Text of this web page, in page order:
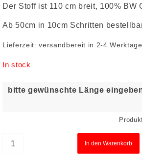
Der Stoff ist 110 cm breit, 100% BW
Ab 50cm in 10cm Schritten
Lieferzeit:versandbereit in 2-4
In stock
bitte gewünschte Länge
In den Warenkorb